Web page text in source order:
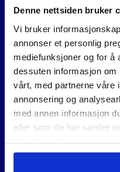
Denne nettsiden bruker
Vi bruker
annonser et personlig
mediefunksjoner og for å
dessuten informasjon
vårt, med partnerne våre
annonsering og
med annen informasjon
eller som de har samlet
S80 KOMPLETT I
KOFFERT
7.500